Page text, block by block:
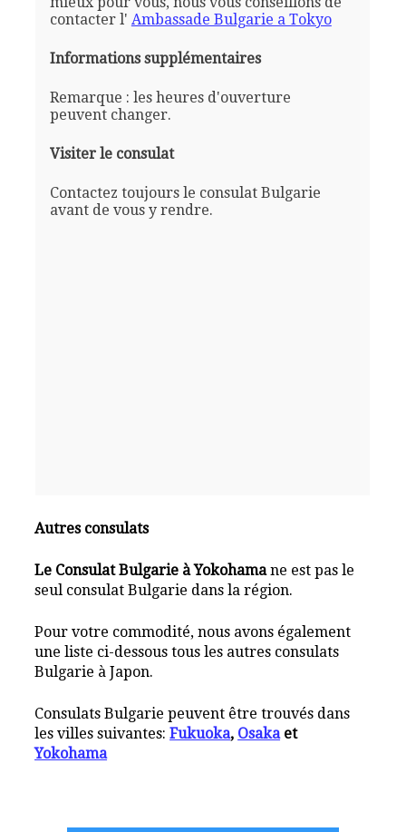
contacter l' Ambassade Bulgarie a Tokyo
Informations supplémentaires
Remarque : les heures d'ouverture
peuvent changer.
Visiter le consulat
Contactez toujours le consulat Bulgarie
avant de vous y rendre.
Autres consulats
Le Consulat Bulgarie à Yokohamane est pas le
seul consulat Bulgarie dans la région.
Pour votre commodité, nous avons également
une liste ci-dessous tous les autres consulats
Bulgarie à Japon.
Consulats Bulgarie peuvent être trouvés dans
les villes suivantes:Fukuoka, Osakaet
Yokohama